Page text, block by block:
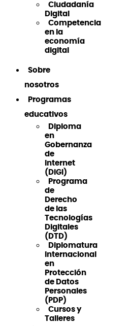
Ciudadanía
Digital
Competencia
en la
economía
digital
Sobre
nosotros
Programas
educativos
Diploma
en
Gobernanza
de
Internet
(DiGI)
Programa
de
Derecho
de las
Tecnologías
Digitales
(DTD)
Diplomatura
Internacional
en
Protección
de Datos
Personales
(PDP)
Cursos y
Talleres